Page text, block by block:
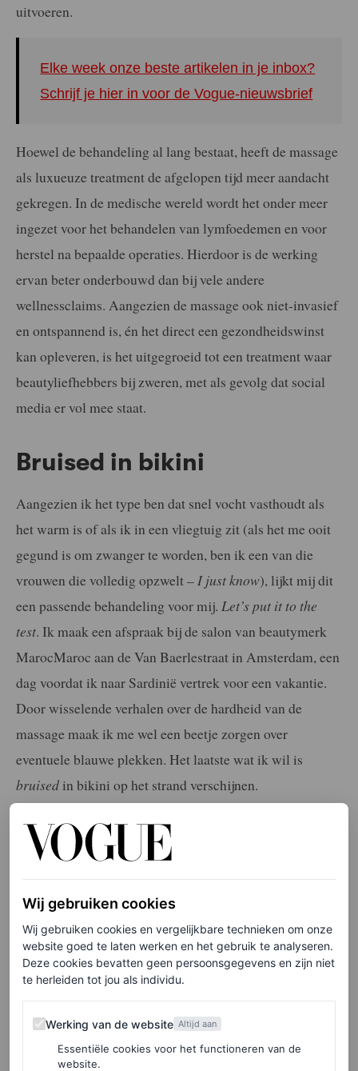
uitvoeren.
Elke week onze beste artikelen in je inbox?
Schrijf je hier in voor de Vogue-nieuwsbrief
Hoewel de behandeling al lang bestaat, heeft de massage
als luxueuze treatment de afgelopen tijd meer aandacht
gekregen. In de medische wereld wordt het onder meer
ingezet voor het behandelen van lymfoedemen en voor
herstel na bepaalde operaties. Hierdoor is de werking
ervan beter onderbouwd dan bij vele andere
wellnessclaims. Aangezien de massage ook niet-invasief
en ontspannend is, én het direct een gezondheidswinst
kan opleveren, is het uitgegroeid tot een treatment waar
beautyliefhebbers bij zweren, met als gevolg dat social
media er vol mee staat.
Bruised in bikini
Aangezien ik het type ben dat snel vocht vasthoudt als
het warm is of als ik in een vliegtuig zit (als het me ooit
gegund is om zwanger te worden, ben ik een van die
vrouwen die volledig opzwelt – I just know), lijkt mij dit
een passende behandeling voor mij. Let’s put it to the
test. Ik maak een afspraak bij de salon van beautymerk
MarocMaroc aan de Van Baerlestraat in Amsterdam, een
dag voordat ik naar Sardinië vertrek voor een vakantie.
Door wisselende verhalen over de hardheid van de
massage maak ik me wel een beetje zorgen over
eventuele blauwe plekken. Het laatste wat ik wil is
bruised in bikini op het strand verschijnen.
De masseuse stelt me gerust: de behandeling levert me
geen blauwe plekken op. Ze vertelt me dat een
lymfedrainage juist draait om lichte aanrakingen, maar
dat het bij de buik en de benen – de lichaamsdelen die
over het algemeen het meeste vocht vasthouden – er wat
steviger aan toe kan gaan. Met gemengde gevoelens van
excitementen lichte angst ga ik liggen op de
massagebank.
LEES OOK
Wij gebruiken cookies
Wij gebruiken cookies en vergelijkbare technieken om onze
website goed te laten werken en het gebruik te analyseren.
Deze cookies bevatten geen persoonsgegevens en zijn niet
te herleiden tot jou als individu.
Werking van de website
Werking van de website Altijd aan
Essentiële cookies voor het functioneren van de
website.